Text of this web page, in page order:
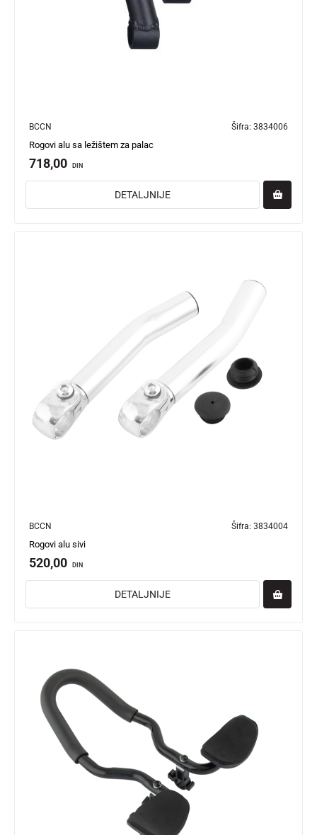
BCCN Šifra: 3834006
Rogovi alu sa ležištem za palac
718,00 DIN
DETALJNIJE
BCCN Šifra: 3834004
Rogovi alu sivi
520,00 DIN
DETALJNIJE